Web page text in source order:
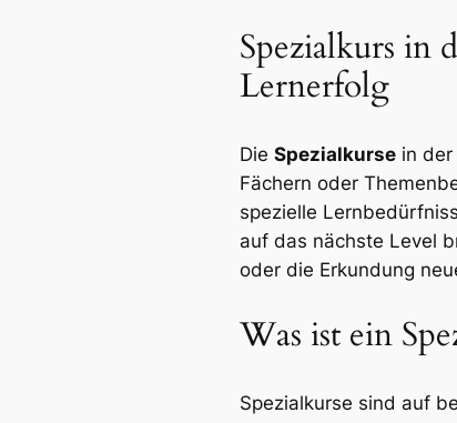
Spezialkurs in
Lernerfolg
Die Spezialkurse in
Fächern oder
spezielle
auf das nächste Level
oder die Erkundung
Was ist ein
Spezialkurse sind auf